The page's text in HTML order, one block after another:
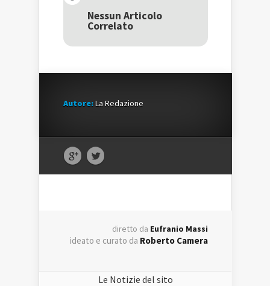
una
nuova
finestra)
nuova
finestra)
una
nuova
Nessun Articolo
Correlato
Autore:La Redazione
diretto da Eufranio Massi
ideato e curato da Roberto Camera
Le Notizie del sito